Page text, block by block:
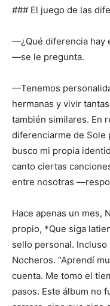
### El juego de las
—¿Qué diferencia hay
—se le pregunta.
—Tenemos
hermanas y vivir
también similares. En
diferenciarme de Sole
busco mi propia
canto ciertas
entre nosotras
Hace apenas un mes,
propio, *Que siga
sello personal.
Nocheros. “Aprendí
cuenta. Me tomo el
pasos. Este álbum no